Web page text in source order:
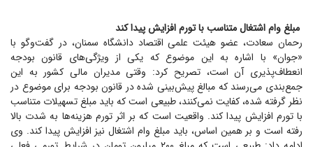
مبلغ وام اشتغال متناسب با تورم افزایش پیدا کند
رحمان سعادت، عضو هیئت علمی اقتصاد دانشگاه سمنان، در گفت‌و‌گو با
«جوان» با اشاره به این موضوع که یکی از ویژگی‌های قانون بودجه
انعطاف‌پذیری آن است، تصریح کرد: وقتی مدیران مالی کشور به این
جمع‌بندی می‌رسند که مبالغ پیش‌بینی شده در قانون بودجه برای موضوع در
نظر گرفته شده، کفایت نمی‌کنند، طبیعی است که باید مبلغ تسهیلات متناسب
با تورم افزایش پیدا کند. واقعیت است که بر اثر تورم هزینه‌ها به شدت بالا
رفته است و بر همین اساس، باید مبلغ وام اشتغال نیز افزایش پیدا کند. وی